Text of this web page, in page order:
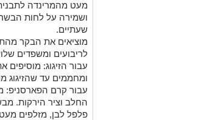
מעט מהמרינדה
ושמירה על לחות
שעתיים.
מוציאים את הבקר
לריבועים ומשפדים
עבור הזיגוג:
ומחממים עד שהזיגוג
עבור קרם הפארסניפ:
החלב וציר הירקות.
פלפל לבן, מזלפים